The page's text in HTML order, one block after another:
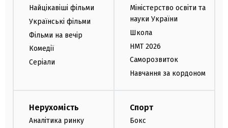
Найцікавіші фільми
Українські фільми
Фільми на вечір
Комедії
Серіали
Міністерство освіти та
науки України
Школа
НМТ 2026
Саморозвиток
Навчання за кордоном
Нерухомість
Аналітика ринку
Спорт
Бокс